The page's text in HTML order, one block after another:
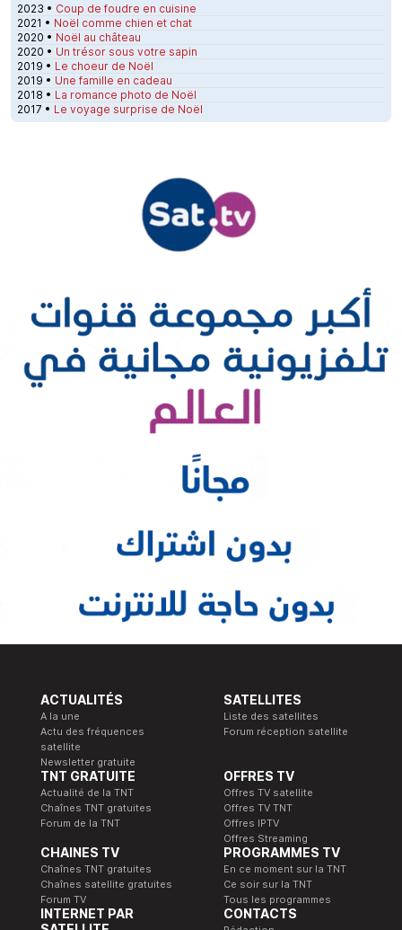
2023 • Coup de foudre en cuisine
2021 • Noël comme chien et chat
2020 • Noël au château
2020 • Un trésor sous votre sapin
2019 • Le choeur de Noël
2019 • Une famille en cadeau
2018 • La romance photo de Noël
2017 • Le voyage surprise de Noël
ACTUALITÉS
A la une
Actu des fréquences
satellite
Newsletter gratuite
SATELLITES
Liste des satellites
Forum réception satellite
TNT GRATUITE
Actualité de la TNT
Chaînes TNT gratuites
Forum de la TNT
OFFRES TV
Offres TV satellite
Offres TV TNT
Offres IPTV
Offres Streaming
CHAINES TV
Chaînes TNT gratuites
Chaînes satellite gratuites
Forum TV
PROGRAMMES TV
En ce moment sur la TNT
Ce soir sur la TNT
Tous les programmes
INTERNET PAR
CONTACTS